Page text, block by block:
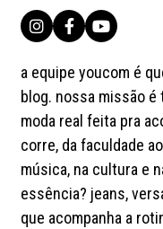
a equipe youcom é
blog. nossa missão
moda real feita pra
corre, da faculdade
música, na cultura e
essência? jeans,
que acompanha a